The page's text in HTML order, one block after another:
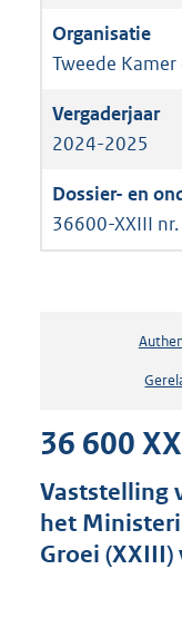
Tweede
2024-2025
36600-XXIII nr.
36 600
Vaststelling
het
Groei